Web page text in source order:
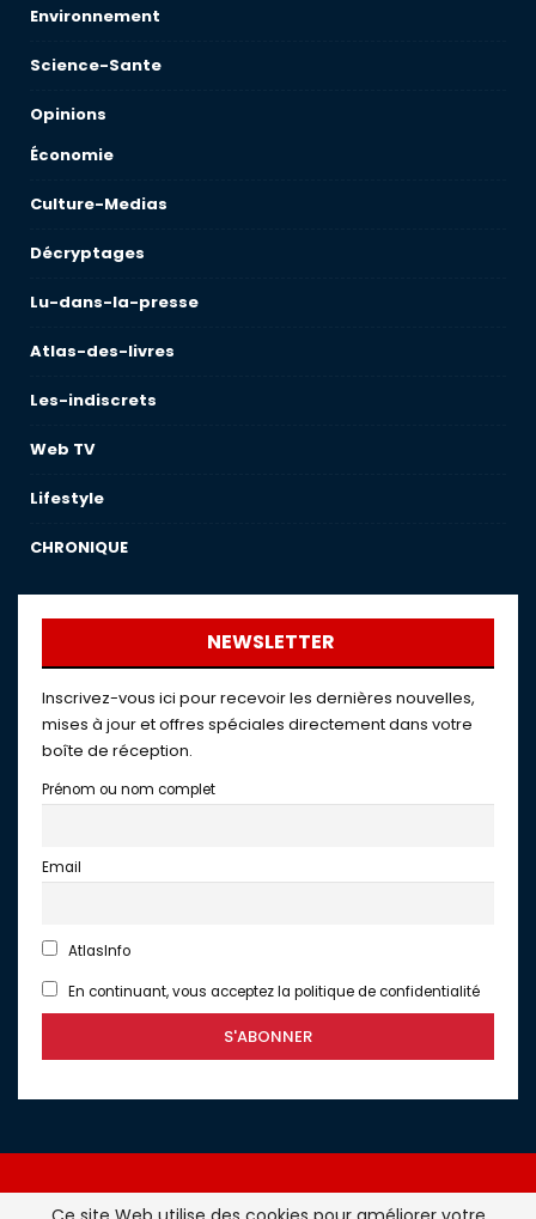
Environnement
Science-Sante
Opinions
Économie
Culture-Medias
Décryptages
Lu-dans-la-presse
Atlas-des-livres
Les-indiscrets
Web TV
Lifestyle
CHRONIQUE
NEWSLETTER
Inscrivez-vous ici pour recevoir les dernières nouvelles,
mises à jour et offres spéciales directement dans votre
boîte de réception.
Prénom ou nom complet
Email
AtlasInfo
En continuant, vous acceptez la politique de confidentialité